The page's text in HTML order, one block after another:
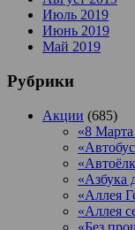
Июль 2019
Июнь 2019
Май 2019
Рубрики
Акции (685)
«8
«Азбука
«Аллея
«Аллея
«Без